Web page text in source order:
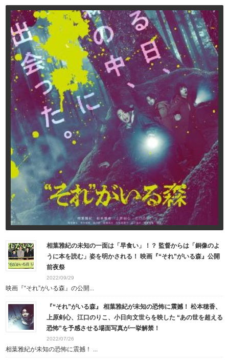
相葉雅紀の未知の一面は「早食い」！？ 監督からは「銅像のよ
うに本を読む」姿を明かされる！ 映画『“それ”がいる森』公開
前夜祭
2022/09/29
映画『“それ”がいる森』の公開...
『“それ”がいる森』 相葉雅紀が未知の恐怖に震撼！ 松本穂香、
上原剣心、江口のりこ、小日向文世らを映した “あの世を超える
恐怖”を予感させる場面写真が一挙解禁！
2022/07/26
相葉雅紀が未知の恐怖に震撼！ ...